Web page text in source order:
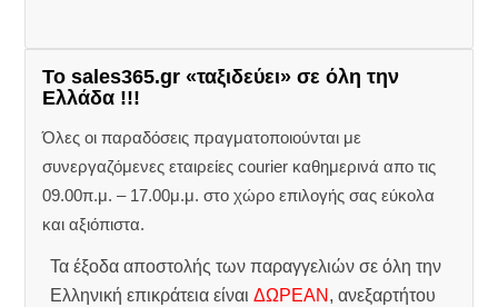
Το sales365.gr «ταξιδεύει» σε όλη την
Ελλάδα !!!
Όλες οι παραδόσεις πραγματοποιούνται με
συνεργαζόμενες εταιρείες courier καθημερινά απο τις
09.00π.μ. – 17.00μ.μ. στο χώρο επιλογής σας εύκολα
και αξιόπιστα.
Τα έξοδα αποστολής των παραγγελιών σε όλη την
Ελληνική επικράτεια είναιΔΩΡΕΑΝ , ανεξαρτήτου